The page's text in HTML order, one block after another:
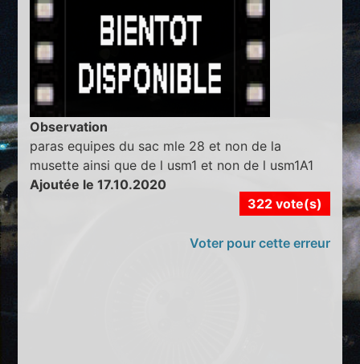
Observation
paras equipes du sac mle 28 et non de la
musette ainsi que de l usm1 et non de l usm1A1
Ajoutée le 17.10.2020
322 vote(s)
Voter pour cette erreur